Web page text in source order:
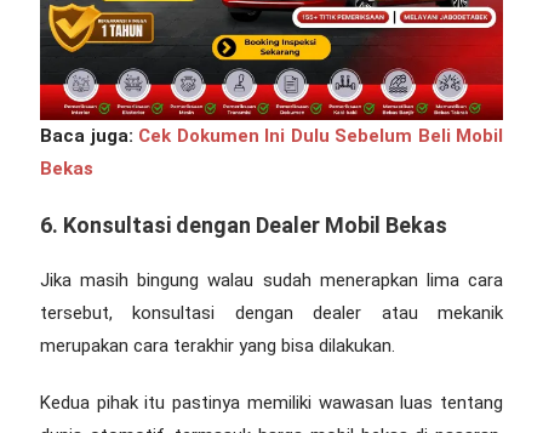
Baca juga: Cek Dokumen Ini Dulu Sebelum Beli Mobil
Bekas
6. Konsultasi dengan Dealer Mobil Bekas
Jika masih bingung walau sudah menerapkan lima cara
tersebut, konsultasi dengan dealer atau mekanik
merupakan cara terakhir yang bisa dilakukan.
Kedua pihak itu pastinya memiliki wawasan luas tentang